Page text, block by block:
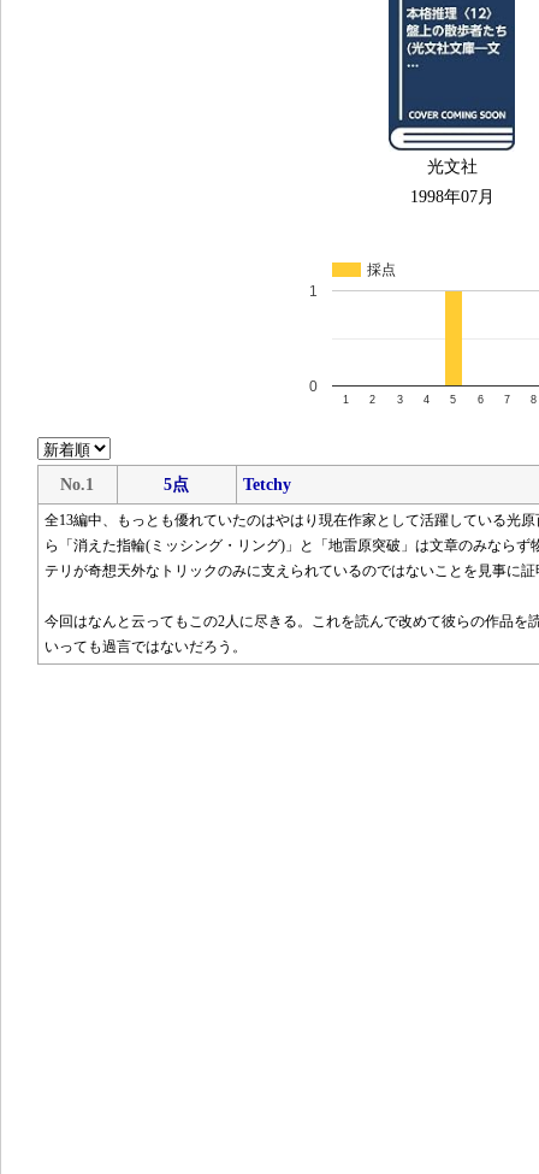
光文社
1998年07月
採点
1 2 3 4 5 6 7 8
0
1
No.1 5点 Tetchy
全13編中、もっとも優れていたのはやはり現在作家として活躍している光
ら「消えた指輪(ミッシング・リング)」と「地雷原突破」は文章のみなら
テリが奇想天外なトリックのみに支えられているのではないことを見事に
今回はなんと云ってもこの2人に尽きる。これを読んで改めて彼らの作品を
いっても過言ではないだろう。